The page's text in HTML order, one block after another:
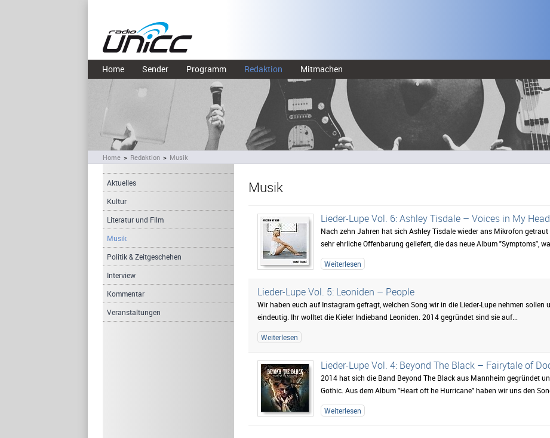
Home Sender Programm Redaktion Mitmachen
Home > Redaktion > Musik
Aktuelles
Kultur
Literatur und Film
Musik
Politik & Zeitgeschehen
Interview
Kommentar
Veranstaltungen
Musik
Lieder-Lupe Vol. 6: Ashley Tisdale – Voices in My Head
Nach zehn Jahren hat sich Ashley Tisdale wieder ans Mikrofon
sehr ehrliche Offenbarung geliefert, die das neue Album "Symptoms",
Weiterlesen
Lieder-Lupe Vol. 5: Leoniden – People
Wir haben euch auf Instagram gefragt, welchen Song wir in die Lieder-Lupe nehmen sollen
eindeutig. Ihr wolltet die Kieler Indieband Leoniden. 2014 gegründet sind sie auf...
Weiterlesen
Lieder-Lupe Vol. 4: Beyond The Black – Fairytale of
2014 hat sich die Band Beyond The Black aus Mannheim gegründet
Gothic. Aus dem Album "Heart oft he Hurricane" haben wir uns den
Weiterlesen